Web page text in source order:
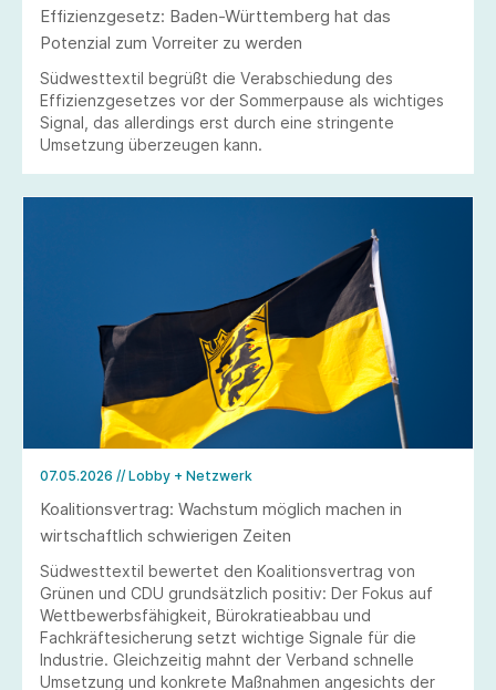
Effizienzgesetz: Baden-Württemberg hat das
Potenzial zum Vorreiter zu werden
Südwesttextil begrüßt die Verabschiedung des
Effizienzgesetzes vor der Sommerpause als wichtiges
Signal, das allerdings erst durch eine stringente
Umsetzung überzeugen kann.
07.05.2026 // Lobby + Netzwerk
Koalitionsvertrag: Wachstum möglich machen in
wirtschaftlich schwierigen Zeiten
Südwesttextil bewertet den Koalitionsvertrag von
Grünen und CDU grundsätzlich positiv: Der Fokus auf
Wettbewerbsfähigkeit, Bürokratieabbau und
Fachkräftesicherung setzt wichtige Signale für die
Industrie. Gleichzeitig mahnt der Verband schnelle
Umsetzung und konkrete Maßnahmen angesichts der